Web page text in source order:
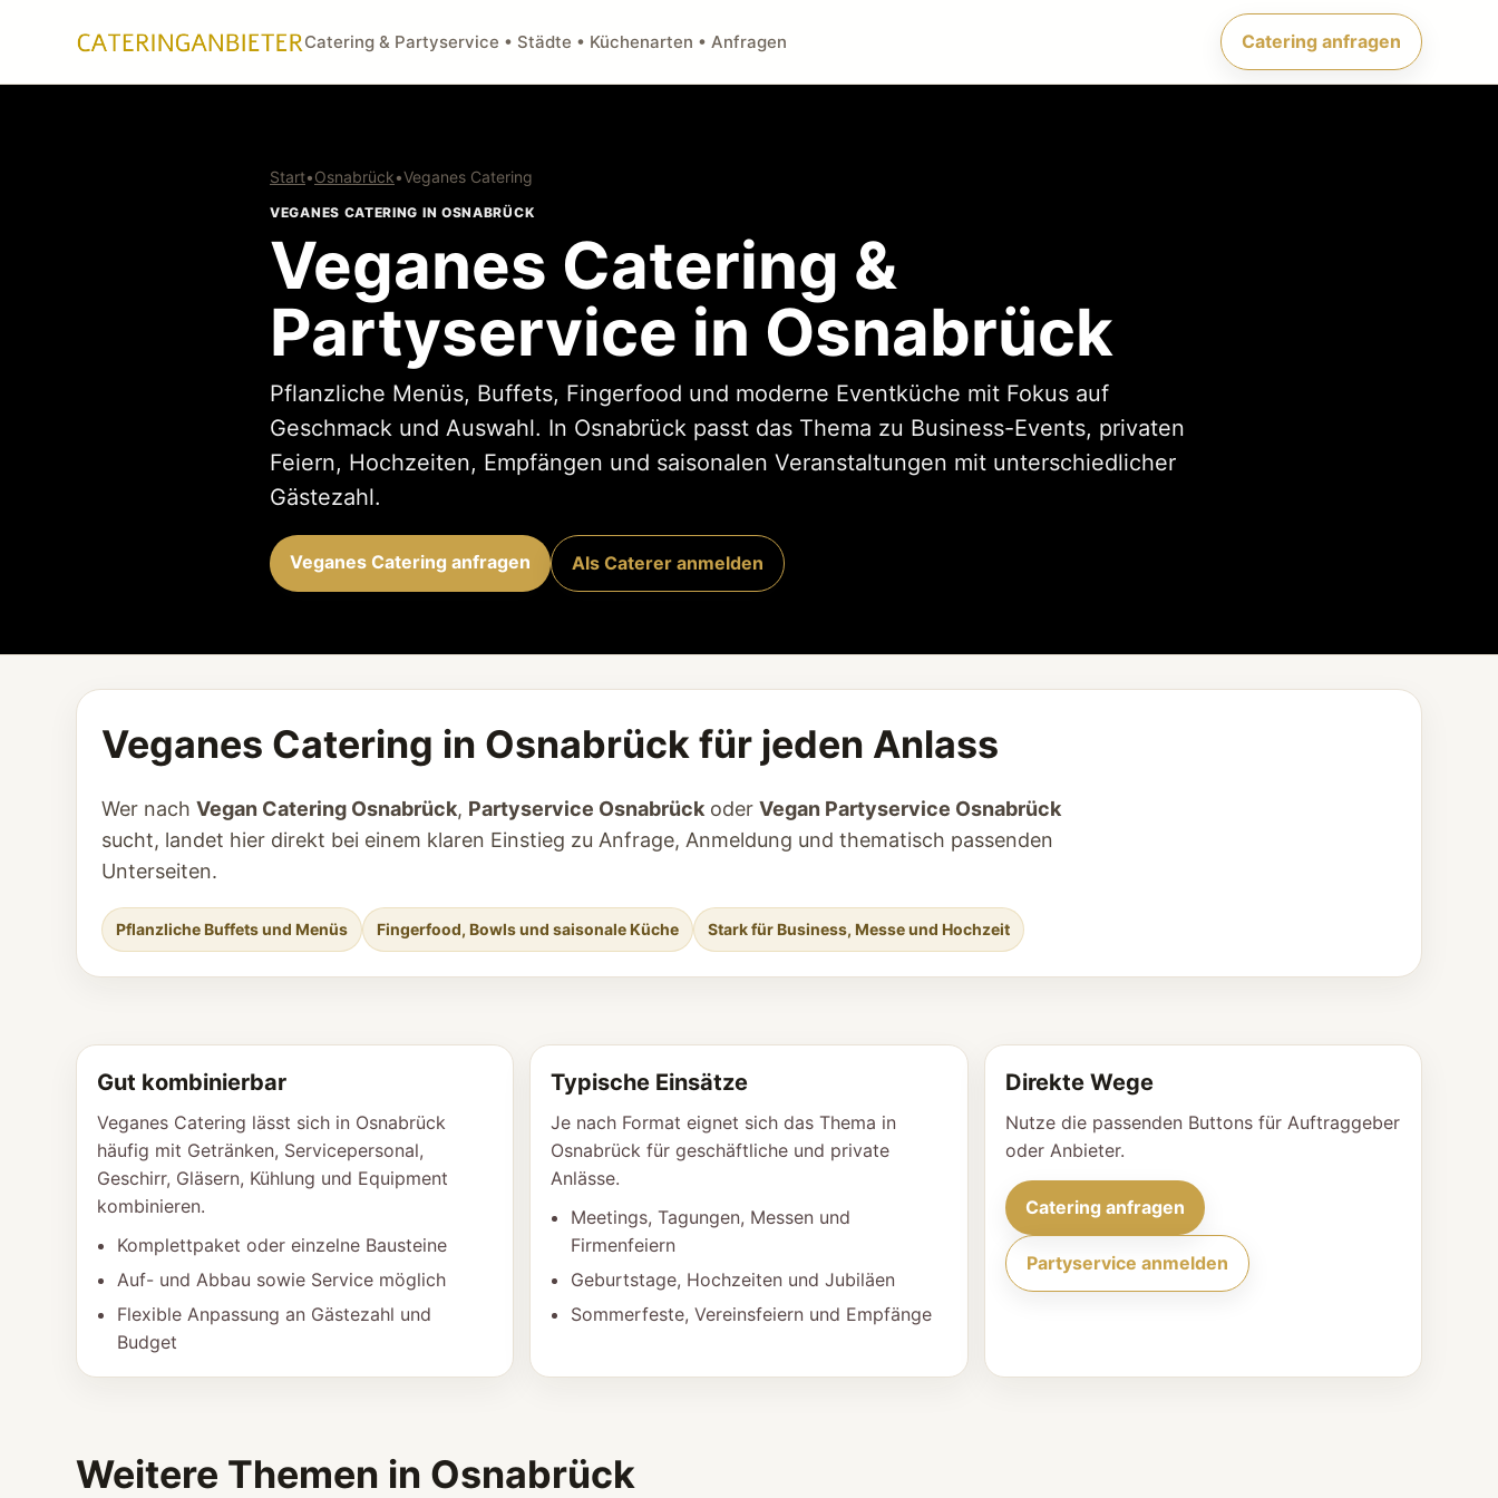
Catering & Partyservice • Städte • Küchenarten • Anfragen Catering anfragen
Start•Osnabrück•Veganes Catering
VEGANES CATERING IN OSNABRÜCK
Veganes Catering &
Partyservice in Osnabrück
Pflanzliche Menüs, Buffets, Fingerfood und moderne Eventküche mit Fokus auf
Geschmack und Auswahl. In Osnabrück passt das Thema zu Business-Events, privaten
Feiern, Hochzeiten, Empfängen und saisonalen Veranstaltungen mit unterschiedlicher
Gästezahl.
Veganes Catering anfragen Als Caterer anmelden
Veganes Catering in Osnabrück für jeden Anlass
Wer nach Vegan Catering Osnabrück, Partyservice Osnabrück oder Vegan Partyservice Osnabrück
sucht, landet hier direkt bei einem klaren Einstieg zu Anfrage, Anmeldung und thematisch passenden
Unterseiten.
Pflanzliche Buffets und Menüs Fingerfood, Bowls und saisonale Küche Stark für Business, Messe und Hochzeit
Gut kombinierbar
Veganes Catering lässt sich in Osnabrück
häufig mit Getränken, Servicepersonal,
Geschirr, Gläsern, Kühlung und Equipment
kombinieren.
Komplettpaket oder einzelne Bausteine
Auf- und Abbau sowie Service möglich
Flexible Anpassung an Gästezahl und
Budget
Typische Einsätze
Je nach Format eignet sich das Thema in
Osnabrück für geschäftliche und private
Anlässe.
Meetings, Tagungen, Messen und
Firmenfeiern
Geburtstage, Hochzeiten und Jubiläen
Sommerfeste, Vereinsfeiern und Empfänge
Direkte Wege
Nutze die passenden Buttons für Auftraggeber
oder Anbieter.
Catering anfragen
Partyservice anmelden
Weitere Themen in Osnabrück